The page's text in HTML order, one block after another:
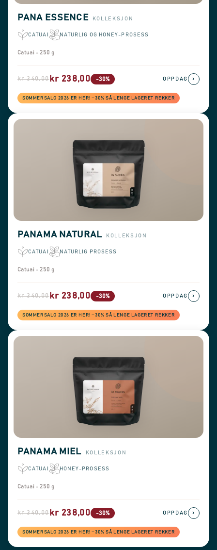
PANA ESSENCE KOLLEKSJON
CATUAI NATURLIG OG HONEY-PROSESS
Catuai - 250 g
kr 340,00kr 238,00 -30%
SOMMERSALG 2026 ER HER! −30% SÅ LENGE LAGERET REKKER
OPPDAG ›
PANAMA NATURAL KOLLEKSJON
CATUAI NATURLIG PROSESS
Catuai - 250 g
kr 340,00kr 238,00 -30%
SOMMERSALG 2026 ER HER! −30% SÅ LENGE LAGERET REKKER
OPPDAG ›
PANAMA MIEL KOLLEKSJON
CATUAI HONEY-PROSESS
Catuai - 250 g
kr 340,00kr 238,00 -30%
SOMMERSALG 2026 ER HER! −30% SÅ LENGE LAGERET REKKER
OPPDAG ›